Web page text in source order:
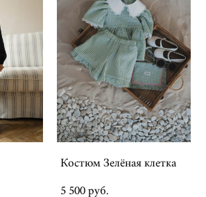
Костюм Зелёная клетка
5 500 pуб.